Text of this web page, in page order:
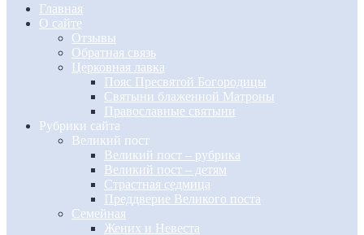
Главная
О сайте
Отзывы
Обратная связь
Церковная лавка
Пояс Пресвятой Богородицы
Святыни блаженной Матроны
Православные святыни
Рубрики сайта
Великий пост
Великий пост – рубрика
Великий пост – детям
Страстная седмица
Преддверие Великого поста
Семейная
Жених и Невеста